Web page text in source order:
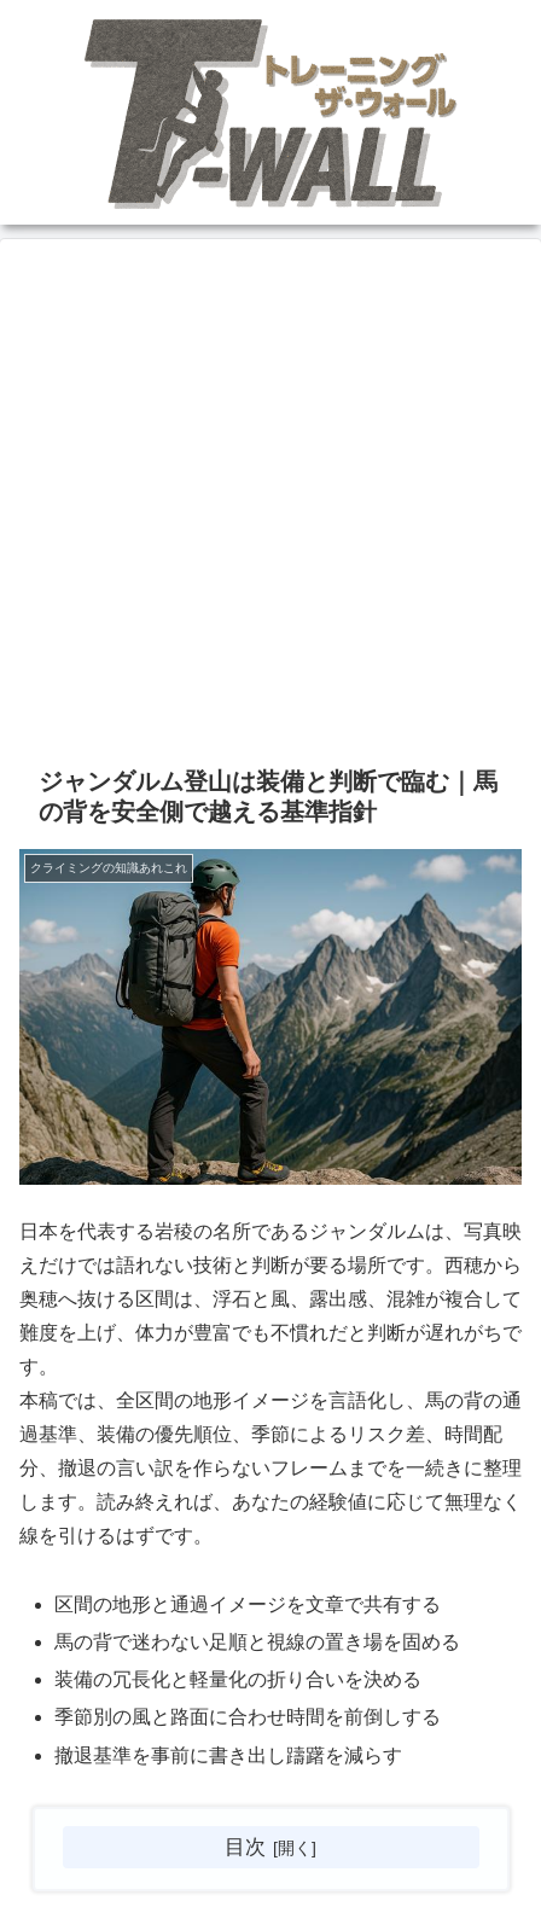
ジャンダルム登山は装備と判断で臨む｜馬
の背を安全側で越える基準指針
クライミングの知識あれこれ
日本を代表する岩稜の名所であるジャンダルムは、写真映
えだけでは語れない技術と判断が要る場所です。西穂から
奥穂へ抜ける区間は、浮石と風、露出感、混雑が複合して
難度を上げ、体力が豊富でも不慣れだと判断が遅れがちで
す。
本稿では、全区間の地形イメージを言語化し、馬の背の通
過基準、装備の優先順位、季節によるリスク差、時間配
分、撤退の言い訳を作らないフレームまでを一続きに整理
します。読み終えれば、あなたの経験値に応じて無理なく
線を引けるはずです。
区間の地形と通過イメージを文章で共有する
馬の背で迷わない足順と視線の置き場を固める
装備の冗長化と軽量化の折り合いを決める
季節別の風と路面に合わせ時間を前倒しする
撤退基準を事前に書き出し躊躇を減らす
目次